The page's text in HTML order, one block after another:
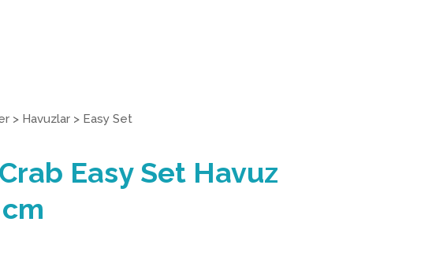
> Havuzlar > Easy Set
Easy Set Havuz